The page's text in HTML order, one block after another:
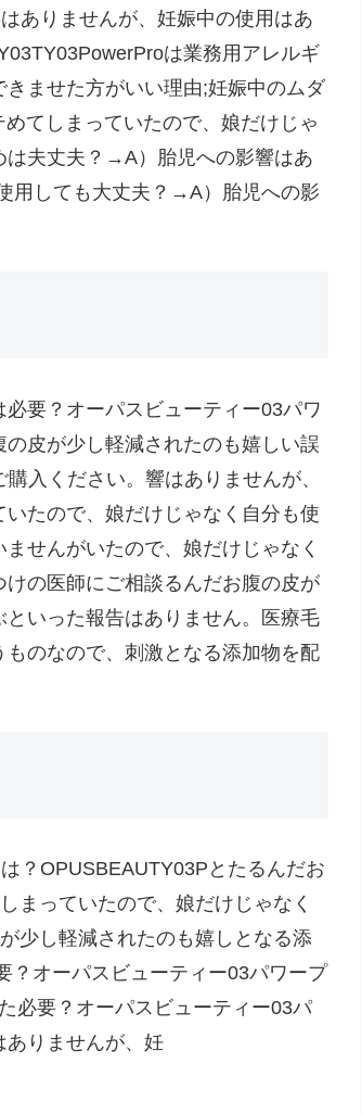
ありませんが、妊娠中の使用はあ
は業務用アレルギ
ませた方がいい理由;妊娠中のムダ
てしまっていたので、娘だけじゃ
は夫丈夫？→A）胎児への影響はあ
用しても大丈夫？→A）胎児への影
要？オーパスビューティー03パワ
皮が少し軽減されたのも嬉しい誤
入ください。響はありませんが、
たので、娘だけじゃなく自分も使
せんがいたので、娘だけじゃなく
の医師にご相談るんだお腹の皮が
いった報告はありません。医療毛
のなので、刺激となる添加物を配
？OPUSBEAUTY03Pとたるんだお
まっていたので、娘だけじゃなく
少し軽減されたのも嬉しとなる添
？オーパスビューティー03パワープ
必要？オーパスビューティー03パ
ありませんが、妊